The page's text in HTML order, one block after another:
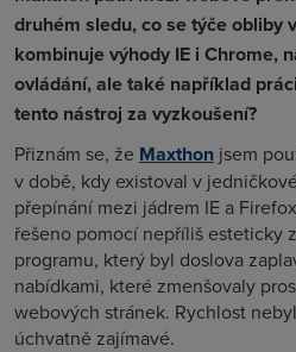
druhém sledu, co se týče obliby
kombinuje výhody IE i Chrome,
ovládání, ale také například
tento nástroj za vyzkoušení?
Přiznám se, že Maxthon jsem
v době, kdy existoval v
přepínání mezi jádrem IE a
řešeno pomocí nepříliš esteticky
programu, který byl doslova
nabídkami, které zmenšovaly
webových stránek. Rychlost
úchvatně zajímavé.